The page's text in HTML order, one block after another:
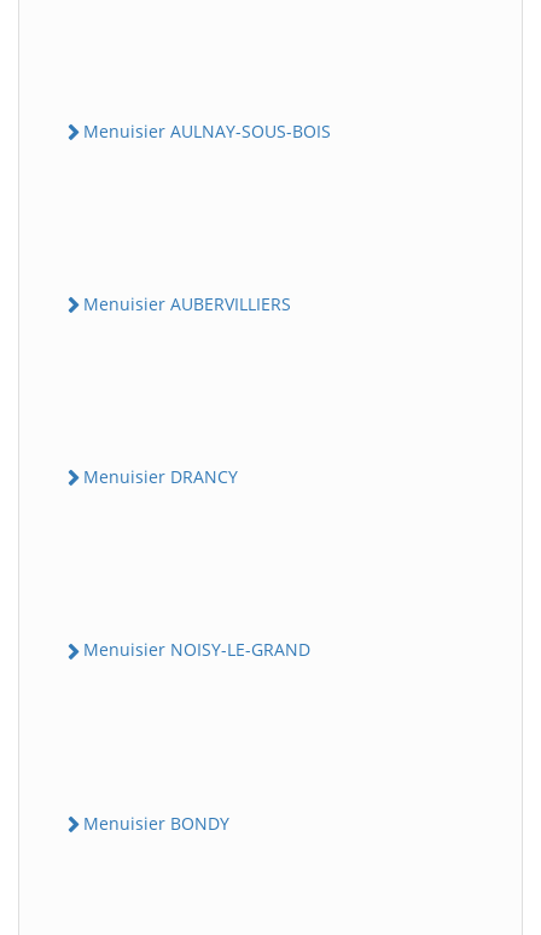
Menuisier AULNAY-SOUS-BOIS
Menuisier AUBERVILLIERS
Menuisier DRANCY
Menuisier NOISY-LE-GRAND
Menuisier BONDY